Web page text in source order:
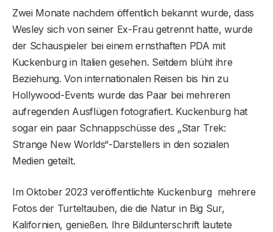
Zwei Monate nachdem öffentlich bekannt wurde, dass
Wesley sich von seiner Ex-Frau getrennt hatte, wurde
der Schauspieler bei einem ernsthaften PDA mit
Kuckenburg in Italien gesehen. Seitdem blüht ihre
Beziehung. Von internationalen Reisen bis hin zu
Hollywood-Events wurde das Paar bei mehreren
aufregenden Ausflügen fotografiert. Kuckenburg hat
sogar ein paar Schnappschüsse des „Star Trek:
Strange New Worlds“-Darstellers in den sozialen
Medien geteilt.
Im Oktober 2023 veröffentlichte Kuckenburg mehrere
Fotos der Turteltauben, die die Natur in Big Sur,
Kalifornien, genießen. Ihre Bildunterschrift lautete